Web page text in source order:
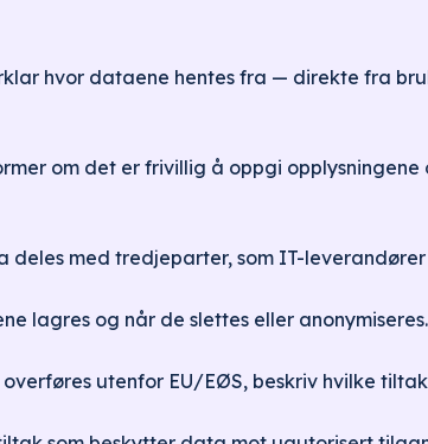
hvor dataene hentes fra — direkte fra
om det er frivillig å oppgi
deles med tredjeparter, som IT-
lagres og når de slettes eller anonymiseres.
utenfor EU/EØS, beskriv hvilke